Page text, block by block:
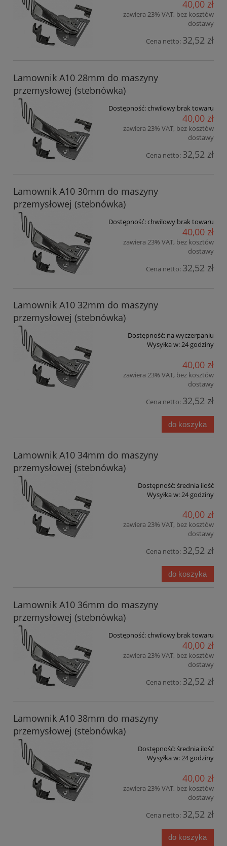
40,00 zł
zawiera 23% VAT, bez kosztów
dostawy
Cena netto: 32,52 zł
Lamownik A10 28mm do maszyny
przemysłowej (stebnówka)
Dostępność:chwilowy brak towaru
40,00 zł
zawiera 23% VAT, bez kosztów
dostawy
Cena netto: 32,52 zł
Lamownik A10 30mm do maszyny
przemysłowej (stebnówka)
Dostępność:chwilowy brak towaru
40,00 zł
zawiera 23% VAT, bez kosztów
dostawy
Cena netto: 32,52 zł
Lamownik A10 32mm do maszyny
przemysłowej (stebnówka)
Dostępność: na wyczerpaniu
Wysyłka w:24 godziny
40,00 zł
zawiera 23% VAT, bez kosztów
dostawy
Cena netto: 32,52 zł
do koszyka
Lamownik A10 34mm do maszyny
przemysłowej (stebnówka)
Dostępność:średnia ilość
Wysyłka w:24 godziny
40,00 zł
zawiera 23% VAT, bez kosztów
dostawy
Cena netto: 32,52 zł
do koszyka
Lamownik A10 36mm do maszyny
przemysłowej (stebnówka)
Dostępność:chwilowy brak towaru
40,00 zł
zawiera 23% VAT, bez kosztów
dostawy
Cena netto: 32,52 zł
Lamownik A10 38mm do maszyny
przemysłowej (stebnówka)
Dostępność:średnia ilość
Wysyłka w:24 godziny
40,00 zł
zawiera 23% VAT, bez kosztów
dostawy
Cena netto: 32,52 zł
do koszyka